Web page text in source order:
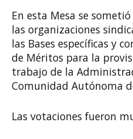
En esta Mesa se
las organizaciones
las Bases específicas y
de Méritos para la
trabajo de la
Comunidad Autónoma
Las votaciones fueron